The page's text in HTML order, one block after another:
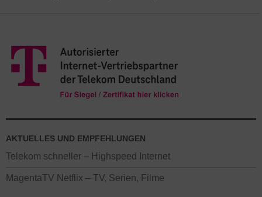
AKTUELLES UND EMPFEHLUNGEN
Telekom schneller – Highspeed Internet
MagentaTV Netflix – TV, Serien, Filme